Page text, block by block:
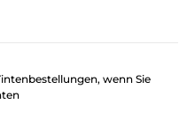
wenn Sie